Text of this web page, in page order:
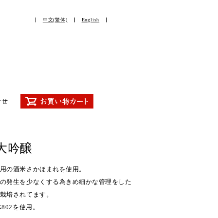
中文(繁体) English
せ
吟醸
の酒米さかほまれを使用。
発生を少なくする為きめ細かな管理をした
培されてます。
を使用。